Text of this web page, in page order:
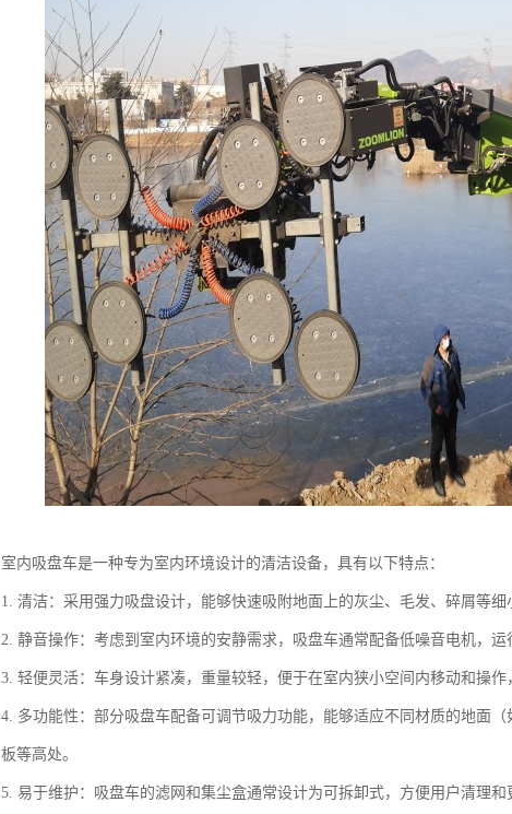
室内吸盘车是一种专为室内环境设计的清洁设备，具有以下特点：
1. 清洁：采用强力吸盘设计，能够快速吸附地面上的灰尘、毛发、碎屑等细
2. 静音操作：考虑到室内环境的安静需求，吸盘车通常配备低噪音电机，运
3. 轻便灵活：车身设计紧凑，重量较轻，便于在室内狭小空间内移动和操作
4. 多功能性：部分吸盘车配备可调节吸力功能，能够适应不同材质的地面
板等高处。
5. 易于维护：吸盘车的滤网和集尘盒通常设计为可拆卸式，方便用户清理和